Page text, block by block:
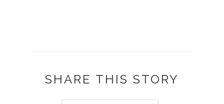
SHARE THIS STORY